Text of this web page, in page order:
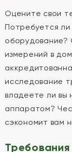
Оцените свои
Потребуется
измерений в
исследование
владеете ли вы
аппаратом?
сэкономит вам